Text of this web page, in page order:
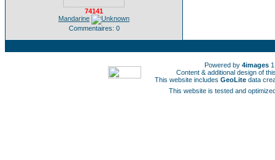
74141
Mandarine
Commentaires: 0
Powered by 4images
Content & additional design of
This website includes GeoLite data
This website is tested and